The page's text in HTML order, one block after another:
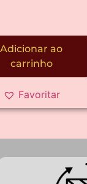
Adicionar ao
carrinho
Favoritar